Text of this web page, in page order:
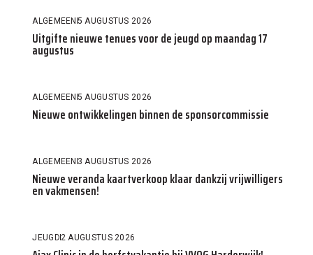
ALGEMEEN5 AUGUSTUS 2026
Uitgifte nieuwe tenues voor de jeugd op maandag 17
augustus
ALGEMEEN5 AUGUSTUS 2026
Nieuwe ontwikkelingen binnen de sponsorcommissie
ALGEMEEN3 AUGUSTUS 2026
Nieuwe veranda kaartverkoop klaar dankzij vrijwilligers
en vakmensen!
JEUGD2 AUGUSTUS 2026